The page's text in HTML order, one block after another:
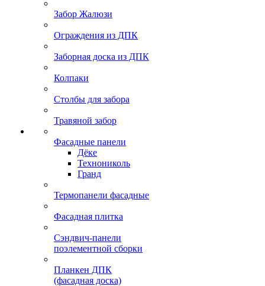
Забор Жалюзи
Ограждения из ДПК
Заборная доска из ДПК
Колпаки
Столбы для забора
Травяной забор
Фасадные панели
Дёке
Технониколь
Гранд
Термопанели фасадные
Фасадная плитка
Сэндвич-панели
поэлементной сборки
Планкен ДПК
(фасадная доска)